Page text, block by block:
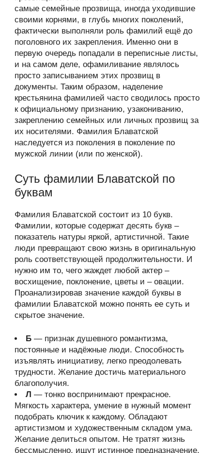
самые семейные прозвища, иногда уходившие
своими корнями, в глубь многих поколений,
фактически выполняли роль фамилий ещё до
поголовного их закрепления. Именно они в
первую очередь попадали в переписные листы,
и на самом деле, офамиливание являлось
просто записыванием этих прозвищ в
документы. Таким образом, наделение
крестьянина фамилией часто сводилось просто
к официальному признанию, узакониванию,
закреплению семейных или личных прозвищ за
их носителями. Фамилия Блаватской
наследуется из поколения в поколение по
мужской линии (или по женской).
Суть фамилии Блаватской по
буквам
Фамилия Блаватской состоит из 10 букв.
Фамилии, которые содержат десять букв –
показатель натуры яркой, артистичной. Такие
люди превращают свою жизнь в оригинальную
роль соответствующей продолжительности. И
нужно им то, чего жаждет любой актер –
восхищение, поклонение, цветы и – овации.
Проанализировав значение каждой буквы в
фамилии Блаватской можно понять ее суть и
скрытое значение.
Б — признак душевного романтизма,
постоянные и надёжные люди. Способность
изъявлять инициативу, легко преодолевать
трудности. Желание достичь материального
благополучия.
Л — тонко воспринимают прекрасное.
Мягкость характера, умение в нужный момент
подобрать ключик к каждому. Обладают
артистизмом и художественным складом ума.
Желание делиться опытом. Не тратят жизнь
бессмысленно, ищут истинное предназначение.